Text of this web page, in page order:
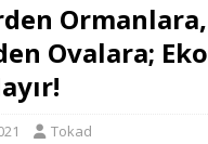
Ormanlara,
Ovalara;
Tokad